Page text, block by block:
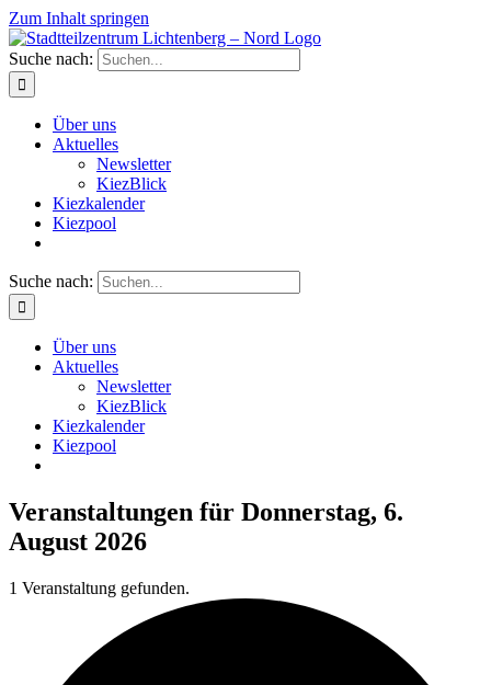
Zum Inhalt springen
Suche nach:
Über uns
Aktuelles
Newsletter
KiezBlick
Kiezkalender
Kiezpool
Suche nach:
Über uns
Aktuelles
Newsletter
KiezBlick
Kiezkalender
Kiezpool
Veranstaltungen für Donnerstag, 6.
August 2026
1 Veranstaltung gefunden.